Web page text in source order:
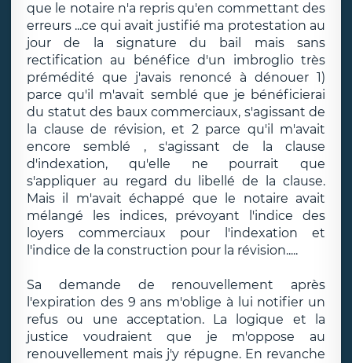
que le notaire n'a repris qu'en commettant des
erreurs ...ce qui avait justifié ma protestation au
jour de la signature du bail mais sans
rectification au bénéfice d'un imbroglio très
prémédité que j'avais renoncé à dénouer 1)
parce qu'il m'avait semblé que je bénéficierai
du statut des baux commerciaux, s'agissant de
la clause de révision, et 2 parce qu'il m'avait
encore semblé , s'agissant de la clause
d'indexation, qu'elle ne pourrait que
s'appliquer au regard du libellé de la clause.
Mais il m'avait échappé que le notaire avait
mélangé les indices, prévoyant l'indice des
loyers commerciaux pour l'indexation et
l'indice de la construction pour la révision.....
Sa demande de renouvellement après
l'expiration des 9 ans m'oblige à lui notifier un
refus ou une acceptation. La logique et la
justice voudraient que je m'oppose au
renouvellement mais j'y répugne. En revanche